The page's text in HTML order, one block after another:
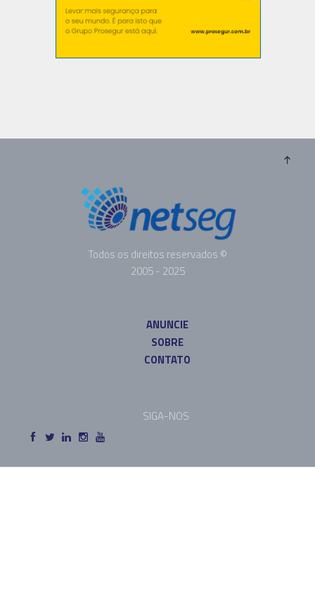
Todos os direitos reservados ©
2005 - 2025
ANUNCIE
SOBRE
CONTATO
SIGA-NOS